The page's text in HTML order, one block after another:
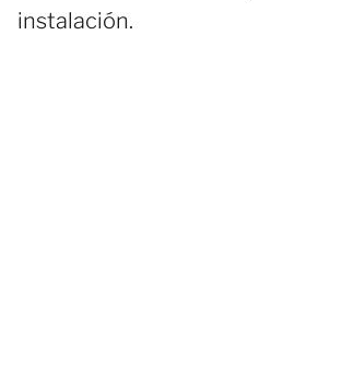
instalación.